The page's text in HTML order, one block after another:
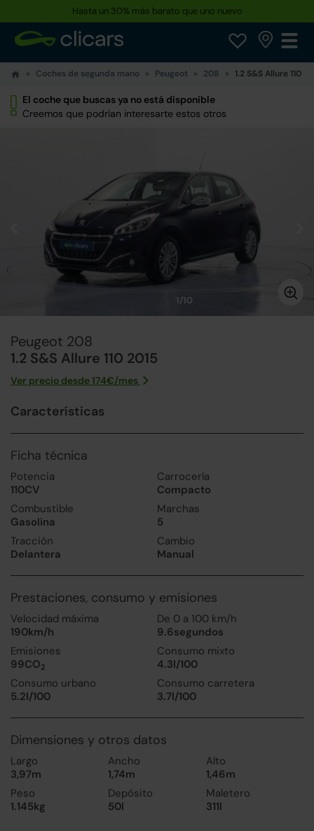
Hasta un 30% más barato que uno nuevo
Coches de segunda mano Peugeot 208 1.2 S&S Allure 110
El coche que buscas ya no está disponible
Creemos que podrían interesarte estos otros
1/10
Peugeot 208
1.2 S&S Allure 110 2015
Ver precio desde174€/mes
Características
Ficha técnica
Potencia
110CV
Carrocería
Compacto
Combustible
Gasolina
Marchas
5
Tracción
Delantera
Cambio
Manual
Prestaciones, consumo y emisiones
Velocidad máxima
190km/h
De 0 a 100 km/h
9.6segundos
Emisiones
99CO2
Consumo mixto
4.3l/100
Consumo urbano
5.2l/100
Consumo carretera
3.7l/100
Dimensiones y otros datos
Largo
3,97m
Ancho
1,74m
Alto
1,46m
Peso
1.145kg
Depósito
50l
Maletero
311l